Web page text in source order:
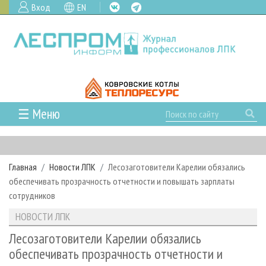
Вход EN
☰ Меню
ГЛАВНАЯ
РУБРИКИ И ТЕМЫ
РУБРИКИ ЖУРНАЛА
ЛЕСНОЕ ХОЗЯЙСТВО
ЛЕСОЗАГОТОВКА
ЛЕСОПИЛЕНИЕ
ДЕРЕВООБРАБОТКА
НОВОСТИ
КАЛЕНДАРЬ СОБЫТИЙ
НОВОСТИ ЛПК
НОВОСТИ ЖУРНАЛА
НОВОСТИ КОМПАНИЙ
ПРОЕКТЫ ЛПИ
АНАЛИТИКА
ПРЕДПРИЯТИЯ ЛПК
ЛЕСНЫЕ РЕГИОНЫ РОССИИ
АРХИВ
АРХИВ ЖУРНАЛОВ
СТАТЬИ
О ЖУРНАЛЕ
ПОДПИСКА
РЕКЛАМОДАТЕЛЯМ
Главная Новости ЛПК
Лесозаготовители Карелии обязались
обеспечивать прозрачность отчетности и повышать зарплаты
сотрудников
НОВОСТИ ЛПК
Лесозаготовители Карелии обязались
обеспечивать прозрачность отчетности и